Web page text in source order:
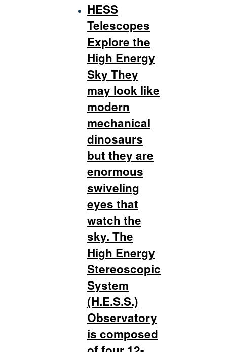
HESS
Telescopes
Explore the
High Energy
Sky They
may look like
modern
mechanical
dinosaurs
but they are
enormous
swiveling
eyes that
watch the
sky. The
High Energy
Stereoscopic
System
(H.E.S.S.)
Observatory
is composed